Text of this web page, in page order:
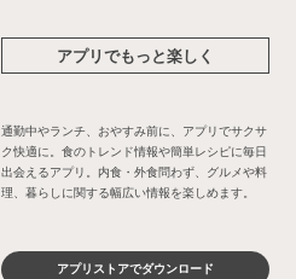
アプリでもっと楽しく
通勤中やランチ、おやすみ前に、アプリでサクサ
ク快適に。食のトレンド情報や簡単レシピに毎日
出会えるアプリ。内食・外食問わず、グルメや料
理、暮らしに関する幅広い情報を楽しめます。
アプリストアでダウンロード